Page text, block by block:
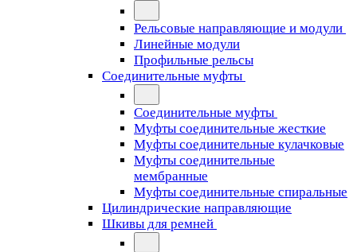
Рельсовые направляющие и модули
Линейные модули
Профильные рельсы
Соединительные муфты
Соединительные муфты
Муфты соединительные жесткие
Муфты соединительные кулачковые
Муфты соединительные
мембранные
Муфты соединительные спиральные
Цилиндрические направляющие
Шкивы для ремней